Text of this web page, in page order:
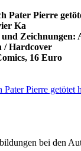
Pater Pierre
Ka
Zeichnungen:
/ Hardcover
16 Euro
Pater Pierre getötet
bei den